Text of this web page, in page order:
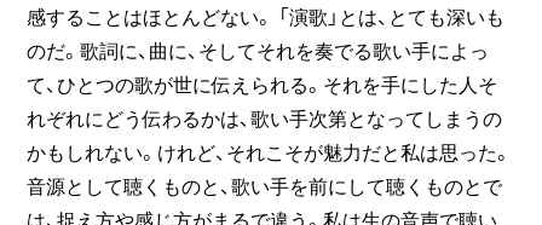
感することはほとんどない。 「演歌」とは、とても深いも
のだ。歌詞に、曲に、そしてそれを奏でる歌い手によっ
て、ひとつの歌が世に伝えられる。それを手にした人そ
れぞれにどう伝わるかは、歌い手次第となってしまうの
かもしれない。けれど、それこそが魅力だと私は思った。
音源として聴くものと、歌い手を前にして聴くものとで
は、捉え方や感じ方がまるで違う。私は生の音声で聴い